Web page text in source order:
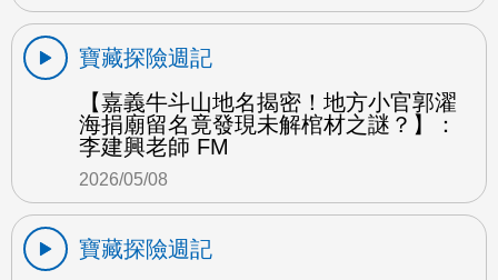
寶藏探險週記
【嘉義牛斗山地名揭密！地方小官郭濯
海捐廟留名竟發現未解棺材之謎？】：
李建興老師 FM
2026/05/08
寶藏探險週記